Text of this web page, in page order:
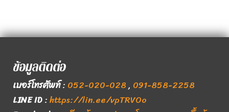
ข้อมูลติดต่อ
เบอร์โทรศัพท์: 052-020-028, 091-858-2258
LINE ID:https://lin.ee/vpTRVOo